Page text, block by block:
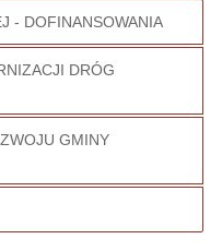
- DOFINANSOWANIA
DRÓG
GMINY